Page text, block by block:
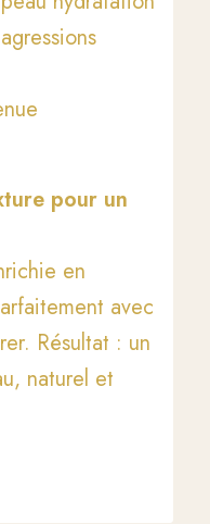
pour un
en
avec
Résultat : un
naturel et